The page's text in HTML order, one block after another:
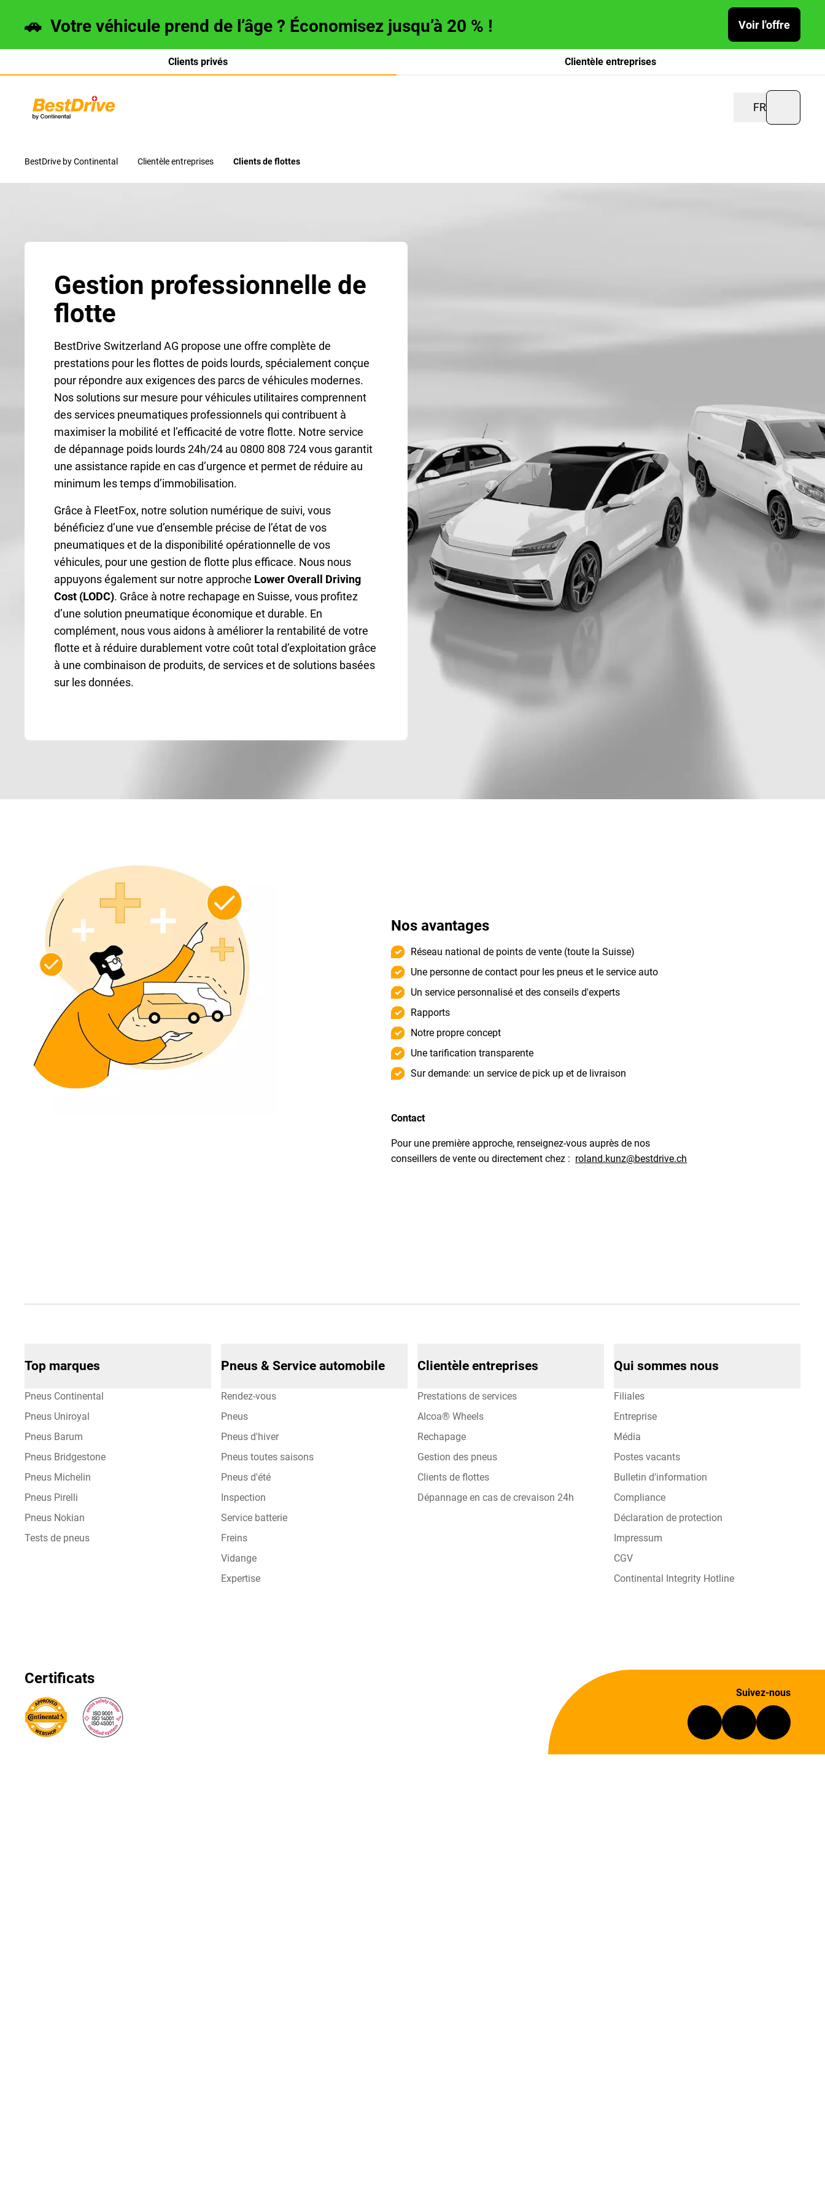
🚗 Votre véhicule prend de l’âge ? Économisez jusqu’à 20 % ! Voir l'offre
Clients privés Clientèle entreprises
FR
Deutsch
BestDrive by Continental Clientèle entreprises Clients de flottes
Gestion professionnelle de
flotte
BestDrive Switzerland AG propose une offre complète de
prestations pour les flottes de poids lourds, spécialement conçue
pour répondre aux exigences des parcs de véhicules modernes.
Nos solutions sur mesure pour véhicules utilitaires comprennent
des services pneumatiques professionnels qui contribuent à
maximiser la mobilité et l’efficacité de votre flotte. Notre service
de dépannage poids lourds 24h/24 au 0800 808 724 vous garantit
une assistance rapide en cas d’urgence et permet de réduire au
minimum les temps d’immobilisation.
Grâce à FleetFox, notre solution numérique de suivi, vous
bénéficiez d’une vue d’ensemble précise de l’état de vos
pneumatiques et de la disponibilité opérationnelle de vos
véhicules, pour une gestion de flotte plus efficace. Nous nous
appuyons également sur notre approche Lower Overall Driving
Cost (LODC). Grâce à notre rechapage en Suisse, vous profitez
d’une solution pneumatique économique et durable. En
complément, nous vous aidons à améliorer la rentabilité de votre
flotte et à réduire durablement votre coût total d’exploitation grâce
à une combinaison de produits, de services et de solutions basées
sur les données.
Nos avantages
Réseau national de points de vente (toute la Suisse)
Une personne de contact pour les pneus et le service auto
Un service personnalisé et des conseils d'experts
Rapports
Notre propre concept
Une tarification transparente
Sur demande: un service de pick up et de livraison
Contact
Pour une première approche, renseignez-vous auprès de nos
conseillers de vente ou directement chez : roland.kunz@bestdrive.ch
Top marques
Pneus Continental
Pneus Uniroyal
Pneus Barum
Pneus Bridgestone
Pneus Michelin
Pneus Pirelli
Pneus Nokian
Tests de pneus
Pneus & Service automobile
Rendez-vous
Pneus
Pneus d'hiver
Pneus toutes saisons
Pneus d'été
Inspection
Service batterie
Freins
Vidange
Expertise
Clientèle entreprises
Prestations de services
Alcoa® Wheels
Rechapage
Gestion des pneus
Clients de flottes
Dépannage en cas de crevaison 24h
Qui sommes nous
Filiales
Entreprise
Média
Postes vacants
Bulletin d'information
Compliance
Déclaration de protection
Impressum
CGV
Continental Integrity Hotline
Certificats
Suivez-nous